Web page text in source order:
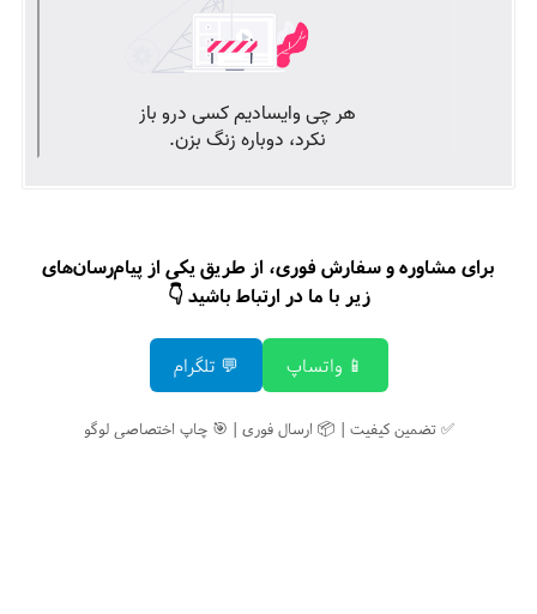
برای مشاوره و سفارش فوری، از طریق یکی از پیام‌رسان‌های
زیر با ما در ارتباط باشید 👇
📱 واتساپ 💬 تلگرام
✅ تضمین کیفیت | 📦 ارسال فوری | 🎯 چاپ اختصاصی لوگو